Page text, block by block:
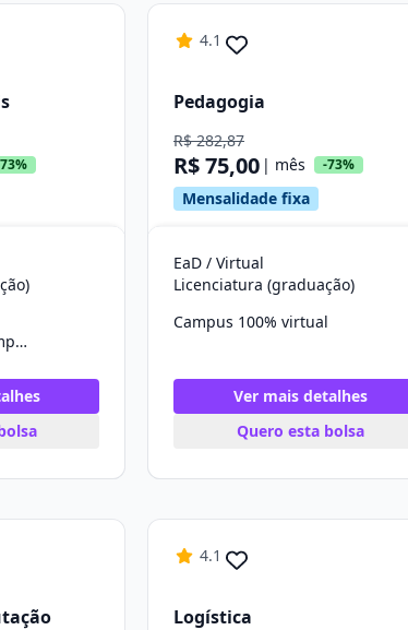
São Bernardo do Campo/SP
4.1
Pedagogia
R$ 282,87
R$ 75,00 | mês -73%
Mensalidade fixa
EaD / Virtual
Licenciatura (graduação)
Campus 100% virtual
Ver mais detalhes
Quero esta bolsa
4.1
Logística